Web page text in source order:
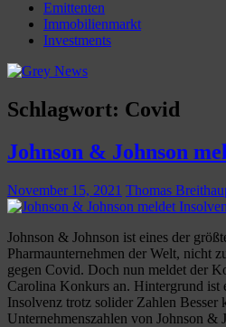
Emittenten
Immobilienmarkt
Investments
Schlagwort: Covid
Johnson & Johnson
November 15, 2021 Thomas
Johnson & Johnson ist eines der
Pharmaunternehmen der Welt, nicht
gegen Covid. Doch nun meldet der
Carolina Konkurs an. Hintergrund ist
Insolvenz trotz solider Zahlen Besser
Unternehmenszahlen von Johnson &